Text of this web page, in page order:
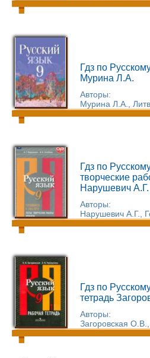
Гдз по
Мурина Л.А.
Авторы:
Мурина Л.А.,
Гдз по
творческие
Нарушевич А.Г.
Авторы:
Нарушевич А.Г.,
Гдз по
тетрадь
Авторы:
Загоровская